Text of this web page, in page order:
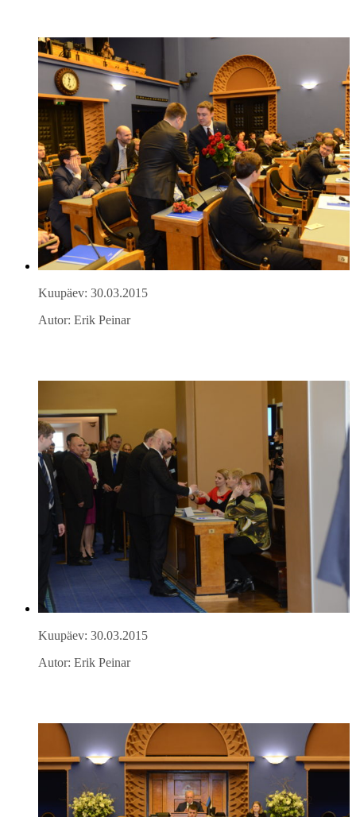
Kuupäev: 30.03.2015
Autor: Erik Peinar
Kuupäev: 30.03.2015
Autor: Erik Peinar